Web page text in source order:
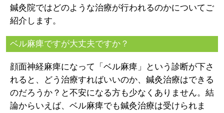
鍼灸院ではどのような治療が行われるのかについてご
紹介します。
ベル麻痺ですが大丈夫ですか？
顔面神経麻痺になって「ベル麻痺」という診断が下さ
れると、どう治療すればいいのか、鍼灸治療はできる
のだろうか？と不安になる方も少なくありません。結
論からいえば、ベル麻痺でも鍼灸治療は受けられま